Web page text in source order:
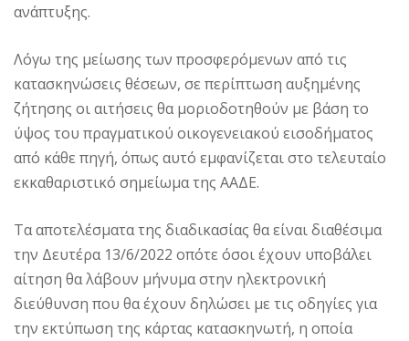
ανάπτυξης.
Λόγω της μείωσης των προσφερόμενων από τις
κατασκηνώσεις θέσεων, σε περίπτωση αυξημένης
ζήτησης οι αιτήσεις θα μοριοδοτηθούν με βάση το
ύψος του πραγματικού οικογενειακού εισοδήματος
από κάθε πηγή, όπως αυτό εμφανίζεται στο τελευταίο
εκκαθαριστικό σημείωμα της ΑΑΔΕ.
Τα αποτελέσματα της διαδικασίας θα είναι διαθέσιμα
την Δευτέρα 13/6/2022 οπότε όσοι έχουν υποβάλει
αίτηση θα λάβουν μήνυμα στην ηλεκτρονική
διεύθυνση που θα έχουν δηλώσει με τις οδηγίες για
την εκτύπωση της κάρτας κατασκηνωτή, η οποία